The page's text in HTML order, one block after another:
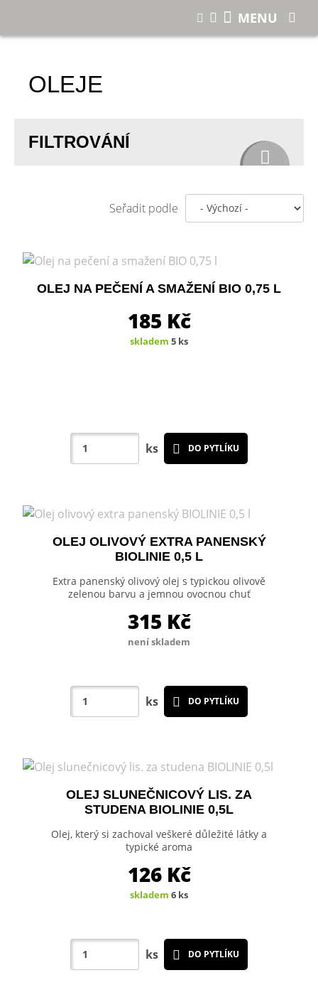
OLEJE
FILTROVÁNÍ
Seřadit podle
OLEJ NA PEČENÍ A SMAŽENÍ BIO 0,75 L
185 Kč
skladem 5 ks
ks DO PYTLÍKU
OLEJ OLIVOVÝ EXTRA PANENSKÝ
BIOLINIE 0,5 L
Extra panenský olivový olej s typickou olivově
zelenou barvu a jemnou ovocnou chuť
315 Kč
není skladem
ks DO PYTLÍKU
OLEJ SLUNEČNICOVÝ LIS. ZA
STUDENA BIOLINIE 0,5L
Olej, který si zachoval veškeré důležité látky a
typické aroma
126 Kč
skladem 6 ks
ks DO PYTLÍKU
MENU